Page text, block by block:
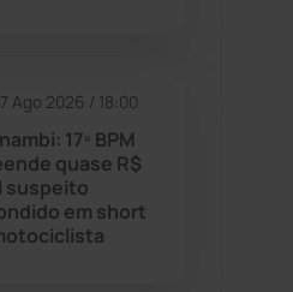
Ago 2026 / 18:00
17º BPM
quase R$
suspeito
em short